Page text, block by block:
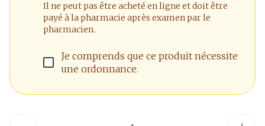
Il ne peut pas être acheté en ligne et doit être
payé à la pharmacie après examen par le
pharmacien.
Je comprends que ce produit nécessite
une ordonnance.